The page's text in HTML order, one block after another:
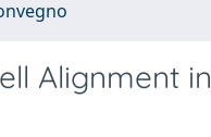
Alignment in